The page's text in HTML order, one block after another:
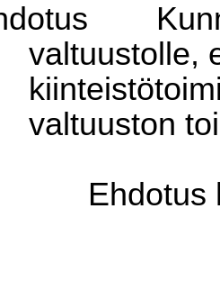
valtuustolle,
valtuuston
Ehdotus